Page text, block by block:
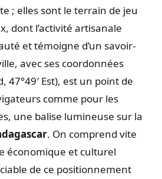
; elles sont le terrain de jeu
dont l’activité artisanale
et témoigne d’un savoir-
avec ses coordonnées
47°49′ Est), est un point de
comme pour les
une balise lumineuse sur la
. On comprend vite
économique et culturel
de ce positionnement